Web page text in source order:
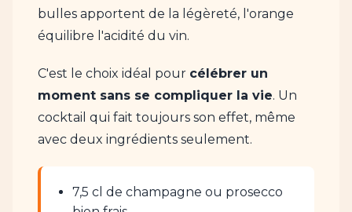
bulles apportent de la légèreté, l'orange
équilibre l'acidité du vin.
C'est le choix idéal pour célébrer un
moment sans se compliquer la vie. Un
cocktail qui fait toujours son effet, même
avec deux ingrédients seulement.
7,5 cl de champagne ou prosecco